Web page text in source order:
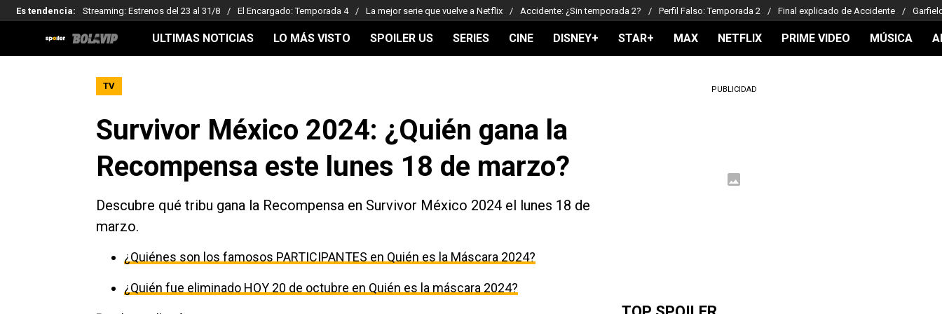
Es tendencia: Streaming: Estrenos del 23 al 31/8 El Encargado: Temporada 4 La mejor serie que vuelve a Netflix Accidente: ¿Sin temporada 2? Perfil Falso: Temporada 2 Final explicado de Accidente
ULTIMAS NOTICIAS LO MÁS VISTO SPOILER US SERIES CINE DISNEY+ STAR+ MAX NETFLIX PRIME VIDEO MÚSICA
TV
Survivor México 2024: ¿Quién gana la
Recompensa este lunes 18 de marzo?
Descubre qué tribu gana la Recompensa en Survivor México 2024 el lunes 18 de
marzo.
¿Quiénes son los famosos PARTICIPANTES en Quién es la Máscara 2024?
¿Quién fue eliminado HOY 20 de octubre en Quién es la máscara 2024?
PUBLICIDAD